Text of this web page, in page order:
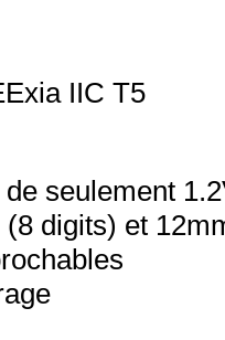
IIC T5
seulement
digits) et